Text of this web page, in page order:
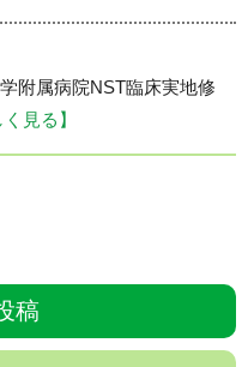
附属病院NST臨床実地修
く見る】
稿